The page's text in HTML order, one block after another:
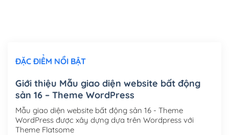
Mua thêm Host + Tên miền
Tên miền quốc tế .com .net .org (1 năm) (+300,000₫)
Tên miền Việt Nam .vn (1 năm)
Hosting 2GB SSD (1 năm)(+450,000₫)
ĐẶC ĐIỂM NỔI BẬT
Giới thiệu Mẫu giao diện website bất động
sản 16 – Theme WordPress
Mẫu giao diện website bất động sản 16 - Theme
WordPress được xây dựng dựa trên Wordpress với
Theme Flatsome